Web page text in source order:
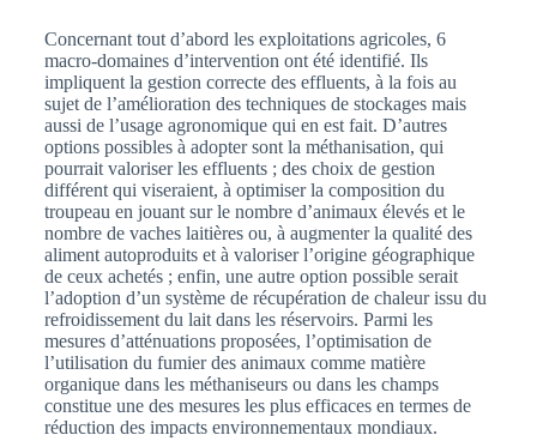
Concernant tout d’abord les exploitations agricoles, 6
macro-domaines d’intervention ont été identifié. Ils
impliquent la gestion correcte des effluents, à la fois au
sujet de l’amélioration des techniques de stockages mais
aussi de l’usage agronomique qui en est fait. D’autres
options possibles à adopter sont la méthanisation, qui
pourrait valoriser les effluents ; des choix de gestion
différent qui viseraient, à optimiser la composition du
troupeau en jouant sur le nombre d’animaux élevés et le
nombre de vaches laitières ou, à augmenter la qualité des
aliment autoproduits et à valoriser l’origine géographique
de ceux achetés ; enfin, une autre option possible serait
l’adoption d’un système de récupération de chaleur issu du
refroidissement du lait dans les réservoirs. Parmi les
mesures d’atténuations proposées, l’optimisation de
l’utilisation du fumier des animaux comme matière
organique dans les méthaniseurs ou dans les champs
constitue une des mesures les plus efficaces en termes de
réduction des impacts environnementaux mondiaux.